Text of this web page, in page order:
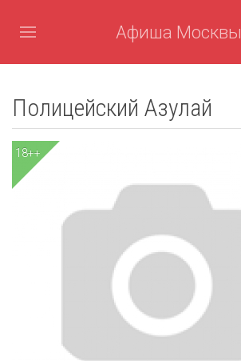
Афиша Москвы
Полицейский Азулай
18++